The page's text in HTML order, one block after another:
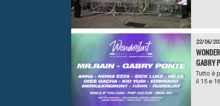
22/06/
GABRY
Tutto è
il 15 e